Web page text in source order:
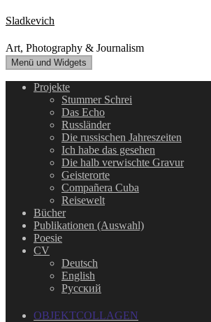
Zum
Inhalt
springen
Sladkevich
Art, Photography & Journalism
Menü und Widgets
Projekte
Stummer Schrei
Das Echo
Russländer
Die russischen Jahreszeiten
Ich habe das gesehen
Die halb verwischte Gravur
Geisterorte
Compañera Cuba
Reisewelt
Bücher
Publikationen (Auswahl)
Poesie
CV
Deutsch
English
Русский
OBJEKTCOLLAGEN